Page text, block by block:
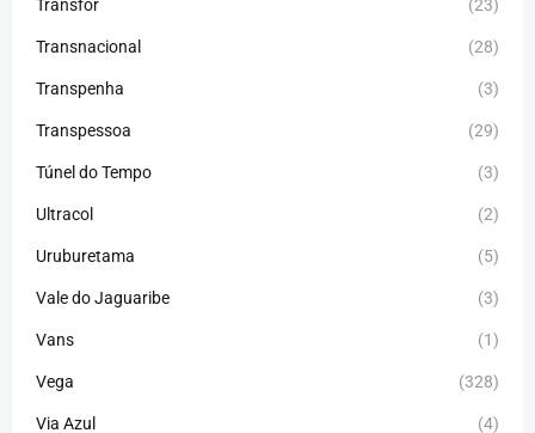
Transfor (23)
Transnacional (28)
Transpenha (3)
Transpessoa (29)
Túnel do Tempo (3)
Ultracol (2)
Uruburetama (5)
Vale do Jaguaribe (3)
Vans (1)
Vega (328)
Via Azul (4)